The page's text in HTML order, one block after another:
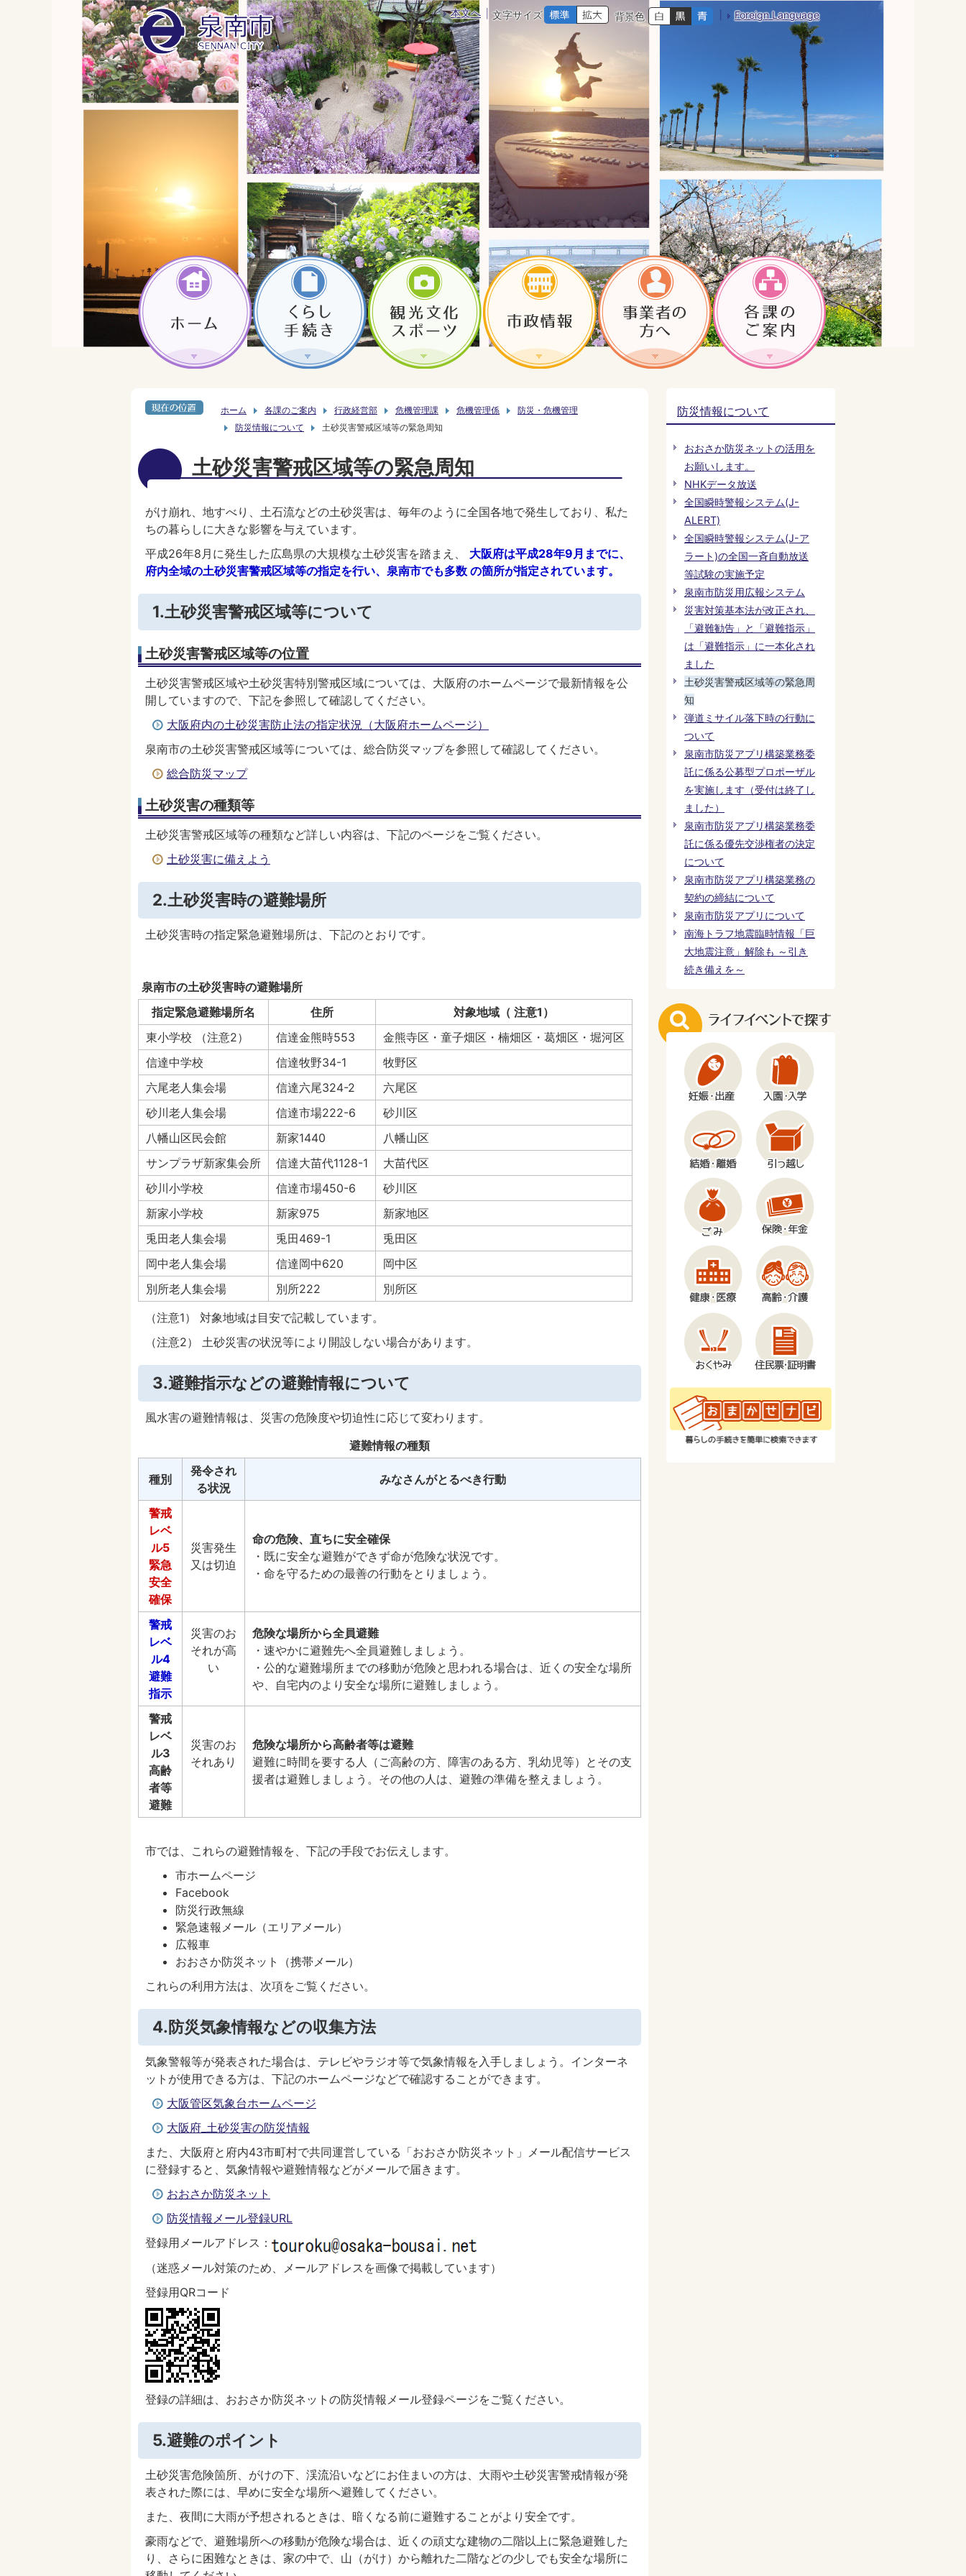
本文へ 文字サイズ 背景色 Foreign Language
ホーム 各課のご案内 行政経営部 危機管理課 危機管理係
防災・危機管理
防災情報について
土砂災害警戒区域等の緊急周知
土砂災害警戒区域等の緊急周知
がけ崩れ、地すべり、土石流などの土砂災害は、毎年のように全国各地で発生しており、私た
ちの暮らしに大きな影響を与えています。
平成26年8月に発生した広島県の大規模な土砂災害を踏まえ、 大阪府は平成28年9月までに、
府内全域の土砂災害警戒区域等の指定を行い、泉南市でも多数 の箇所が指定されています。
1.土砂災害警戒区域等について
土砂災害警戒区域等の位置
土砂災害警戒区域や土砂災害特別警戒区域については、大阪府のホームページで最新情報を公
開していますので、下記を参照して確認してください。
大阪府内の土砂災害防止法の指定状況（大阪府ホームページ）
泉南市の土砂災害警戒区域等については、総合防災マップを参照して確認してください。
総合防災マップ
土砂災害の種類等
土砂災害警戒区域等の種類など詳しい内容は、下記のページをご覧ください。
土砂災害に備えよう
2.土砂災害時の避難場所
土砂災害時の指定緊急避難場所は、下記のとおりです。
泉南市の土砂災害時の避難場所
指定緊急避難場所名
住所
対象地域（ 注意1）
東小学校 （注意2）
信達金熊時553
金熊寺区・童子畑区・楠畑区・葛畑区・堀河区
信達中学校
信達牧野34-1
牧野区
六尾老人集会場
信達六尾324-2
六尾区
砂川老人集会場
信達市場222-6
砂川区
八幡山区民会館
新家1440
八幡山区
サンプラザ新家集会所
信達大苗代1128-1
大苗代区
砂川小学校
信達市場450-6
砂川区
新家小学校
新家975
新家地区
兎田老人集会場
兎田469-1
兎田区
岡中老人集会場
信達岡中620
岡中区
別所老人集会場
別所222
別所区
（注意1） 対象地域は目安で記載しています。
（注意2） 土砂災害の状況等により開設しない場合があります。
3.避難指示などの避難情報について
風水害の避難情報は、災害の危険度や切迫性に応じて変わります。
避難情報の種類
種別
発令され
る状況
みなさんがとるべき行動
警戒
レベ
ル5
緊急
安全
確保
災害発生
又は切迫
命の危険、直ちに安全確保
・既に安全な避難ができず命が危険な状況です。
・命を守るための最善の行動をとりましょう。
警戒
レベ
ル4
避難
指示
災害のお
それが高
い
危険な場所から全員避難
・速やかに避難先へ全員避難しましょう。
・公的な避難場所までの移動が危険と思われる場合は、近くの安全な場所
や、自宅内のより安全な場所に避難しましょう。
警戒
レベ
ル3
高齢
者等
避難
災害のお
それあり
危険な場所から高齢者等は避難
避難に時間を要する人（ご高齢の方、障害のある方、乳幼児等）とその支
援者は避難しましょう。その他の人は、避難の準備を整えましょう。
市では、これらの避難情報を、下記の手段でお伝えします。
市ホームページ
Facebook
防災行政無線
緊急速報メール（エリアメール）
広報車
おおさか防災ネット（携帯メール）
これらの利用方法は、次項をご覧ください。
4.防災気象情報などの収集方法
気象警報等が発表された場合は、テレビやラジオ等で気象情報を入手しましょう。インターネ
ットが使用できる方は、下記のホームページなどで確認することができます。
大阪管区気象台ホームページ
大阪府_土砂災害の防災情報
また、大阪府と府内43市町村で共同運営している「おおさか防災ネット」メール配信サービス
に登録すると、気象情報や避難情報などがメールで届きます。
おおさか防災ネット
防災情報メール登録URL
登録用メールアドレス：
（迷惑メール対策のため、メールアドレスを画像で掲載しています）
登録用QRコード
登録の詳細は、おおさか防災ネットの防災情報メール登録ページをご覧ください。
5.避難のポイント
土砂災害危険箇所、がけの下、渓流沿いなどにお住まいの方は、大雨や土砂災害警戒情報が発
表された際には、早めに安全な場所へ避難してください。
また、夜間に大雨が予想されるときは、暗くなる前に避難することがより安全です。
豪雨などで、避難場所への移動が危険な場合は、近くの頑丈な建物の二階以上に緊急避難した
り、さらに困難なときは、家の中で、山（がけ）から離れた二階などの少しでも安全な場所に
防災情報について
おおさか防災ネットの活用を
お願いします。
NHKデータ放送
全国瞬時警報システム(J-
ALERT)
全国瞬時警報システム(J-ア
ラート)の全国一斉自動放送
等試験の実施予定
泉南市防災用広報システム
災害対策基本法が改正され、
「避難勧告」と「避難指示」
は「避難指示」に一本化され
ました
土砂災害警戒区域等の緊急周
知
弾道ミサイル落下時の行動に
ついて
泉南市防災アプリ構築業務委
託に係る公募型プロポーザル
を実施します（受付は終了し
ました）
泉南市防災アプリ構築業務委
託に係る優先交渉権者の決定
について
泉南市防災アプリ構築業務の
契約の締結について
泉南市防災アプリについて
南海トラフ地震臨時情報「巨
大地震注意」解除も ～引き
続き備えを～